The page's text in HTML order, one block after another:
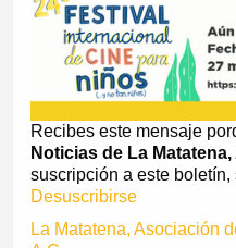
Recibes este mensaje
Noticias de La Matatena,
suscripción a este
Desuscribirse
La Matatena, Asociación